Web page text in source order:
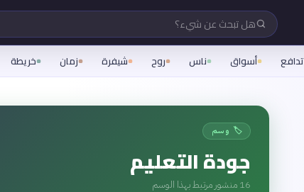
هل تبحث عن شيء؟
تدافع أسواق ناس روح شيفرة زمان خريطة
🏷️ وسم
جودة التعليم
16 منشور مرتبط بهذا الوسم